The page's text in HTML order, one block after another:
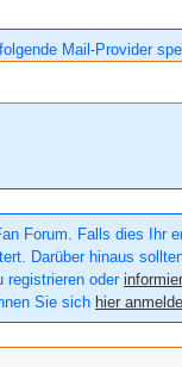
Mail-Provider
Forum. Falls dies
Darüber hinaus
registrieren oder
Sie sich hier